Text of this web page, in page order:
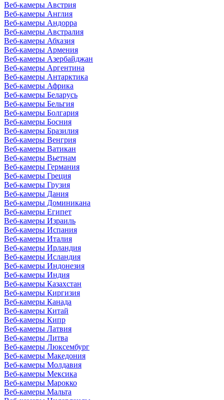
Веб-камеры Австрия
Веб-камеры Англия
Веб-камеры Андорра
Веб-камеры Австралия
Веб-камеры Абхазия
Веб-камеры Армения
Веб-камеры Азербайджан
Веб-камеры Аргентина
Веб-камеры Антарктика
Веб-камеры Африка
Веб-камеры Беларусь
Веб-камеры Бельгия
Веб-камеры Болгария
Веб-камеры Босния
Веб-камеры Бразилия
Веб-камеры Венгрия
Веб-камеры Ватикан
Веб-камеры Вьетнам
Веб-камеры Германия
Веб-камеры Греция
Веб-камеры Грузия
Веб-камеры Дания
Веб-камеры Доминикана
Веб-камеры Египет
Веб-камеры Израиль
Веб-камеры Испания
Веб-камеры Италия
Веб-камеры Ирландия
Веб-камеры Исландия
Веб-камеры Индонезия
Веб-камеры Индия
Веб-камеры Казахстан
Веб-камеры Киргизия
Веб-камеры Канада
Веб-камеры Китай
Веб-камеры Кипр
Веб-камеры Латвия
Веб-камеры Литва
Веб-камеры Люксембург
Веб-камеры Македония
Веб-камеры Молдавия
Веб-камеры Мексика
Веб-камеры Марокко
Веб-камеры Мальта